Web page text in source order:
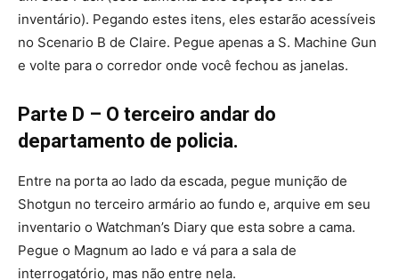
inventário). Pegando estes itens, eles estarão acessíveis
no Scenario B de Claire. Pegue apenas a S. Machine Gun
e volte para o corredor onde você fechou as janelas.
Parte D – O terceiro andar do
departamento de policia.
Entre na porta ao lado da escada, pegue munição de
Shotgun no terceiro armário ao fundo e, arquive em seu
inventario o Watchman’s Diary que esta sobre a cama.
Pegue o Magnum ao lado e vá para a sala de
interrogatório, mas não entre nela.